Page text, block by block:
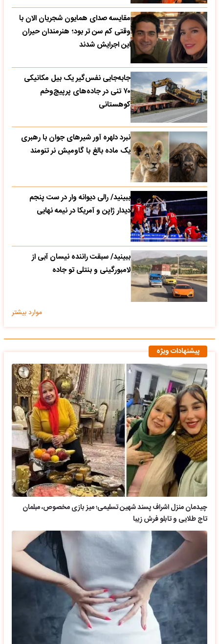
مقایسه صدای همایون شجریان الان با
وقتی کم سن تر بود؛ هنرمندان حیران
این اجرایش شدند
جابه‌جایی نفس‌گیر یک بیل مکانیکی
۷۰ تنی در جاده‌های پرپیچ‌وخم
کوهستانی
نبرد دلهره آور شیرهای جوان با رهبری
یک ماده بالغ با گاومیش نر تنومند
ببینید/ رالی دیوانه وار در ست پنجم
دیدار ژاپن و آمریکا در نیمه نهایی
ببینید/ سبقت راننده نیسان آبی از
لامبورگینی و بنتلی تو جاده
موارد بیشتر
پیشنهادات ویژه
چیدمان منزل اشراف پسند شهین تسلیمی؛ میز بازی مخصوص، مبلمان
تاج طلایی و تابلو فرش زیبا